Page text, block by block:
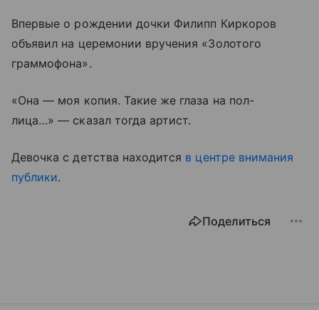
Впервые о рождении дочки Филипп Киркоров
объявил на церемонии вручения «Золотого
граммофона».
«Она — моя копия. Такие же глаза на пол-
лица…» — сказал тогда артист.
Девочка с детства находится в центре внимания
публики.
Поделиться